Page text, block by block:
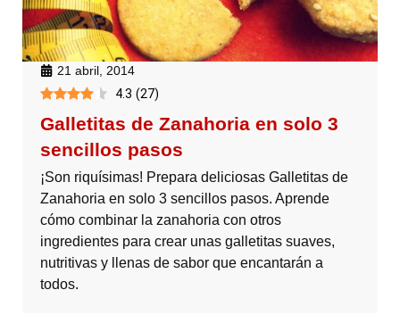
21 abril, 2014
4.3 (27)
Galletitas de Zanahoria en solo 3
sencillos pasos
¡Son riquísimas! Prepara deliciosas Galletitas de
Zanahoria en solo 3 sencillos pasos. Aprende
cómo combinar la zanahoria con otros
ingredientes para crear unas galletitas suaves,
nutritivas y llenas de sabor que encantarán a
todos.